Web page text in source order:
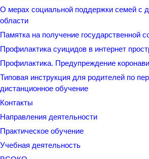
О мерах социальной поддержки семей с
области
Памятка на получение государственной
Профилактика суицидов в интернет
Профилактика. Предупреждение
Типовая инструкция для родителей по
дистанционное обучение
Контакты
Направления деятельности
Практическое обучение
Учебная деятельность